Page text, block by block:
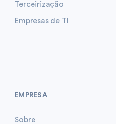
Terceirização
Empresas de TI
EMPRESA
Sobre